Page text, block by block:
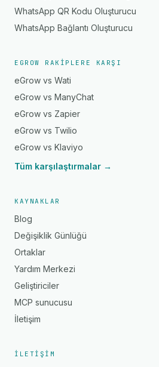
WhatsApp QR Kodu Oluşturucu
WhatsApp Bağlantı Oluşturucu
EGROW RAKIPLERE KARŞI
eGrow vs Wati
eGrow vs ManyChat
eGrow vs Zapier
eGrow vs Twilio
eGrow vs Klaviyo
Tüm karşılaştırmalar →
KAYNAKLAR
Blog
Değişiklik Günlüğü
Ortaklar
Yardım Merkezi
Geliştiriciler
MCP sunucusu
İletişim
İLETIŞIM